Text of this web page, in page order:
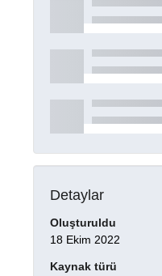
Detaylar
Oluşturuldu
18 Ekim 2022
Kaynak türü